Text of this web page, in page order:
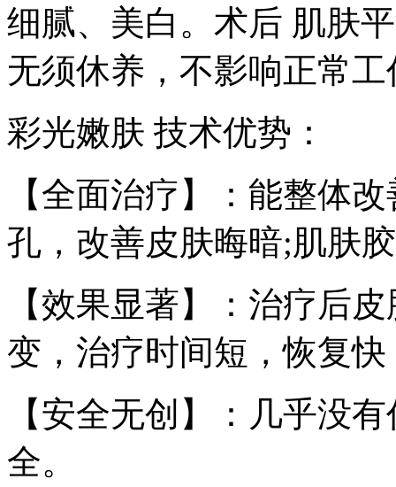
细腻、美白。术后 肌肤
无须休养，不影响正常
彩光嫩肤 技术优势：
【全面治疗】：能整体
孔，改善皮肤晦暗;肌肤
【效果显著】：治疗后
变，治疗时间短，恢复
【安全无创】：几乎没
全。